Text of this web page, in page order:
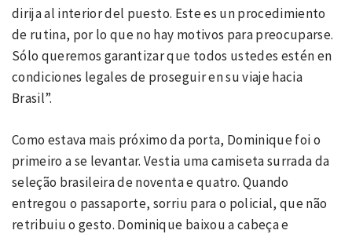
dirija al interior del puesto. Este es un procedimiento
de rutina, por lo que no hay motivos para preocuparse.
Sólo queremos garantizar que todos ustedes estén en
condiciones legales de proseguir en su viaje hacia
Brasil”.
Como estava mais próximo da porta, Dominique foi o
primeiro a se levantar. Vestia uma camiseta surrada da
seleção brasileira de noventa e quatro. Quando
entregou o passaporte, sorriu para o policial, que não
retribuiu o gesto. Dominique baixou a cabeça e